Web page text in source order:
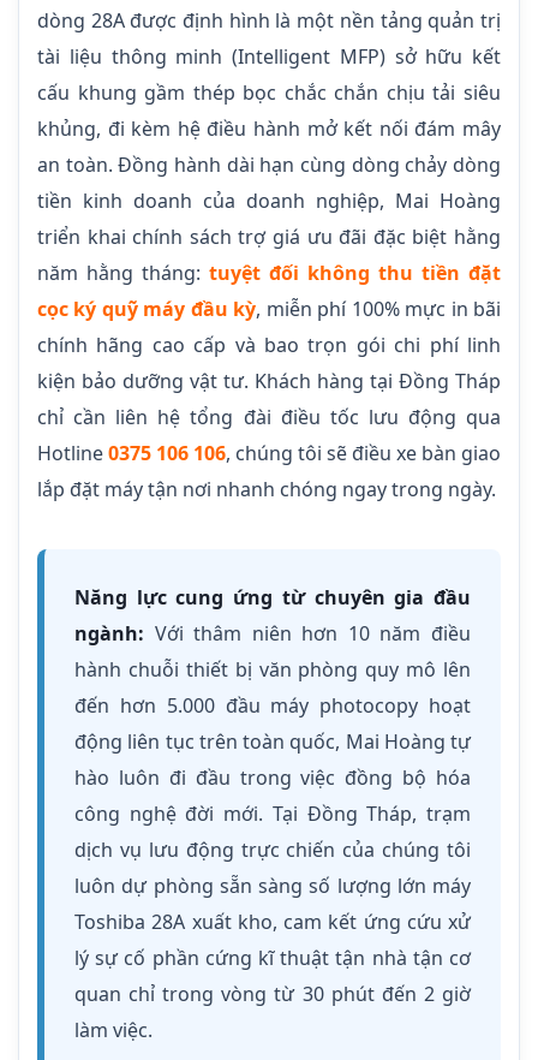
dòng 28A được định hình là một nền tảng quản trị
tài liệu thông minh (Intelligent MFP) sở hữu kết
cấu khung gầm thép bọc chắc chắn chịu tải siêu
khủng, đi kèm hệ điều hành mở kết nối đám mây
an toàn. Đồng hành dài hạn cùng dòng chảy dòng
tiền kinh doanh của doanh nghiệp, Mai Hoàng
triển khai chính sách trợ giá ưu đãi đặc biệt hằng
năm hằng tháng: tuyệt đối không thu tiền đặt
cọc ký quỹ máy đầu kỳ, miễn phí 100% mực in bãi
chính hãng cao cấp và bao trọn gói chi phí linh
kiện bảo dưỡng vật tư. Khách hàng tại Đồng Tháp
chỉ cần liên hệ tổng đài điều tốc lưu động qua
Hotline0375 106 106, chúng tôi sẽ điều xe bàn giao
lắp đặt máy tận nơi nhanh chóng ngay trong ngày.
Năng lực cung ứng từ chuyên gia đầu
ngành: Với thâm niên hơn 10 năm điều
hành chuỗi thiết bị văn phòng quy mô lên
đến hơn 5.000 đầu máy photocopy hoạt
động liên tục trên toàn quốc, Mai Hoàng tự
hào luôn đi đầu trong việc đồng bộ hóa
công nghệ đời mới. Tại Đồng Tháp, trạm
dịch vụ lưu động trực chiến của chúng tôi
luôn dự phòng sẵn sàng số lượng lớn máy
Toshiba 28A xuất kho, cam kết ứng cứu xử
lý sự cố phần cứng kĩ thuật tận nhà tận cơ
quan chỉ trong vòng từ 30 phút đến 2 giờ
làm việc.